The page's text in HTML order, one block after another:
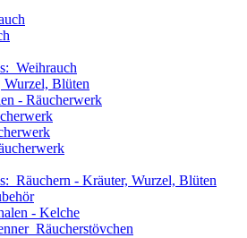
Weihrauch
Wurzel, Blüten
- Räucherwerk
Räuchern - Kräuter, Wurzel, Blüten
- Kelche